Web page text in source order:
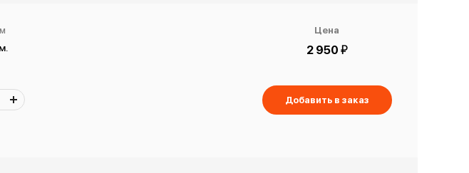
Цена
2 950 й
Добавить в заказ